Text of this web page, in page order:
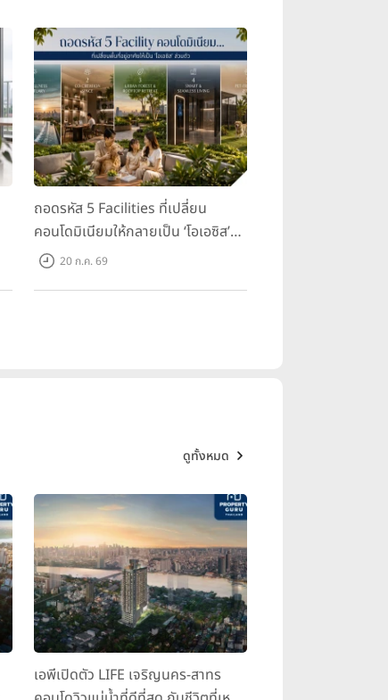
ถอดรหัส 5 Facilities ที่เปลี่ยน
คอนโดมิเนียมให้กลายเป็น ‘โอเอซิส’
ส่วนตัวกลางเมือง
20 ก.ค. 69
ดูทั้งหมด
เอพีเปิดตัว LIFE เจริญนคร-สาทร